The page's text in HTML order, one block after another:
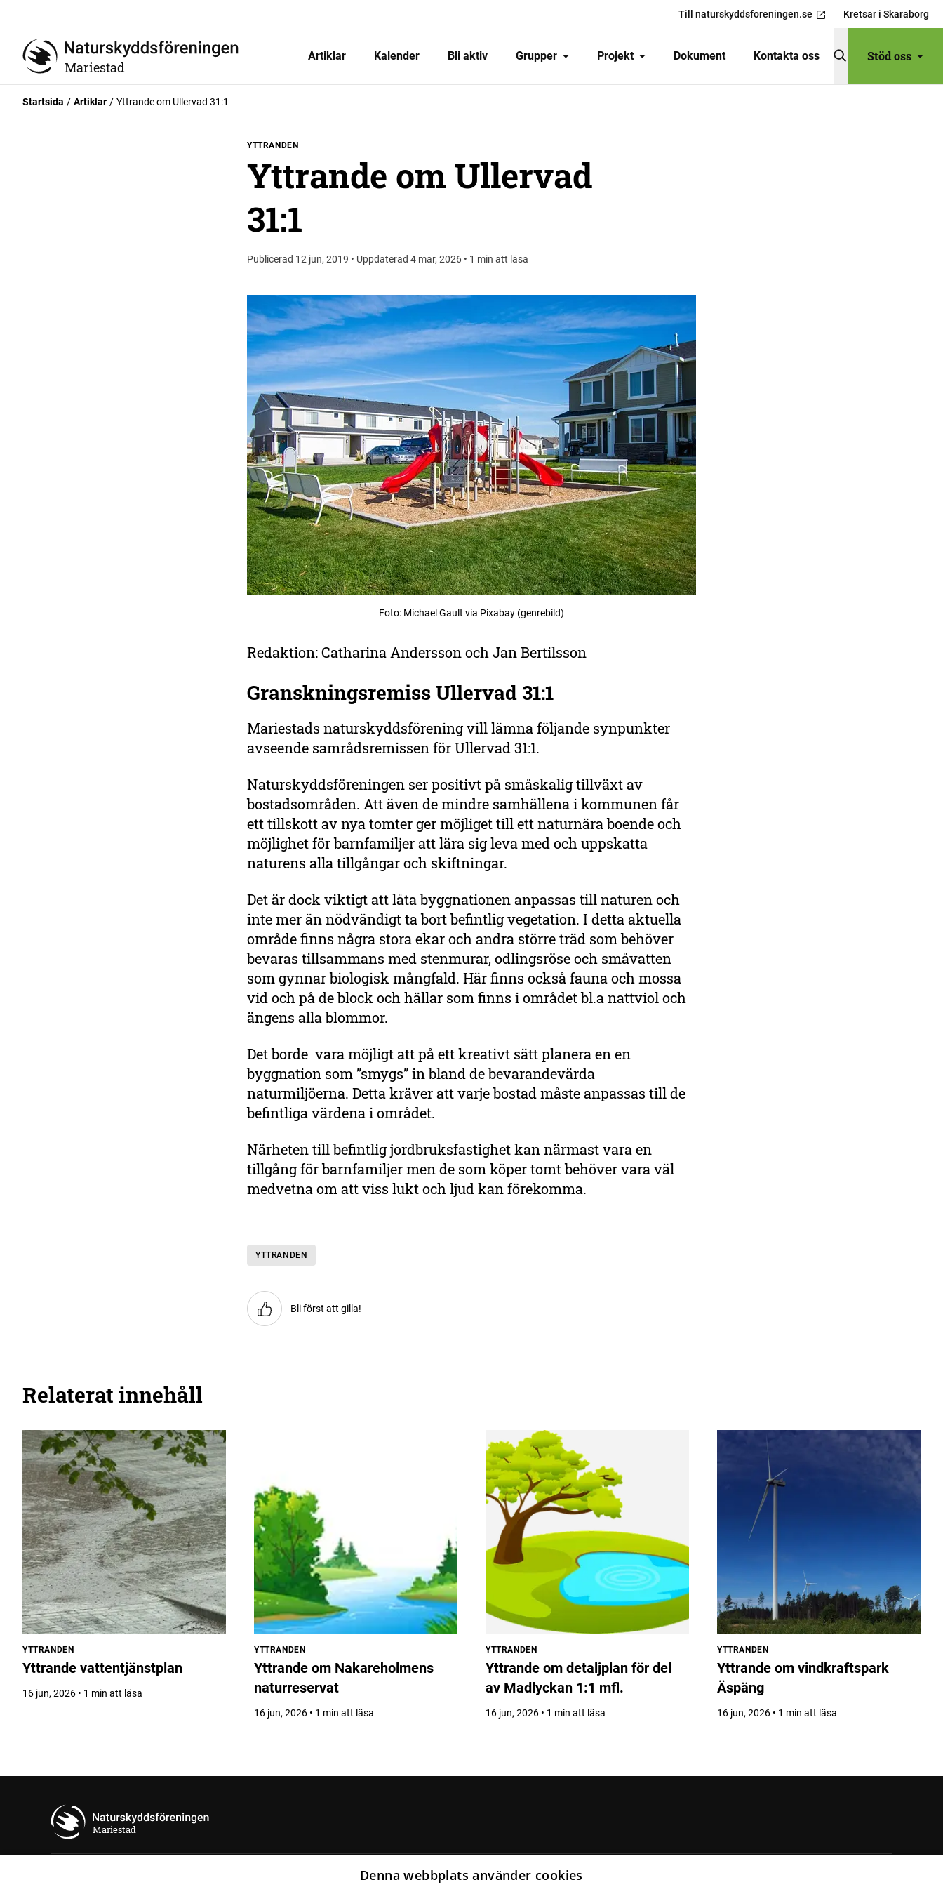
Till naturskyddsforeningen.se Kretsar i Skaraborg
Mariestad
Artiklar Kalender Bli aktiv Grupper Projekt Dokument Kontakta oss Stöd oss
Startsida Artiklar Yttrande om Ullervad 31:1
YTTRANDEN
Yttrande om Ullervad
31:1
Publicerad 12 jun, 2019 • Uppdaterad 4 mar, 2026 • 1 min att läsa
Foto: Michael Gault via Pixabay (genrebild)
Redaktion: Catharina Andersson och Jan Bertilsson
Granskningsremiss Ullervad 31:1
Mariestads naturskyddsförening vill lämna följande synpunkter
avseende samrådsremissen för Ullervad 31:1.
Naturskyddsföreningen ser positivt på småskalig tillväxt av
bostadsområden. Att även de mindre samhällena i kommunen får
ett tillskott av nya tomter ger möjliget till ett naturnära boende och
möjlighet för barnfamiljer att lära sig leva med och uppskatta
naturens alla tillgångar och skiftningar.
Det är dock viktigt att låta byggnationen anpassas till naturen och
inte mer än nödvändigt ta bort befintlig vegetation. I detta aktuella
område finns några stora ekar och andra större träd som behöver
bevaras tillsammans med stenmurar, odlingsröse och småvatten
som gynnar biologisk mångfald. Här finns också fauna och mossa
vid och på de block och hällar som finns i området bl.a nattviol och
ängens alla blommor.
Det borde vara möjligt att på ett kreativt sätt planera en en
byggnation som ”smygs” in bland de bevarandevärda
naturmiljöerna. Detta kräver att varje bostad måste anpassas till de
befintliga värdena i området.
Närheten till befintlig jordbruksfastighet kan närmast vara en
tillgång för barnfamiljer men de som köper tomt behöver vara väl
medvetna om att viss lukt och ljud kan förekomma.
YTTRANDEN
Bli först att gilla!
Relaterat innehåll
YTTRANDEN
Yttrande vattentjänstplan
16 jun, 2026 • 1 min att läsa
YTTRANDEN
Yttrande om Nakareholmens
naturreservat
16 jun, 2026 • 1 min att läsa
YTTRANDEN
Yttrande om detaljplan för del
av Madlyckan 1:1 mfl.
16 jun, 2026 • 1 min att läsa
YTTRANDEN
Yttrande om vindkraftspark
Äspäng
16 jun, 2026 • 1 min att läsa
Mariestad
Denna webbplats använder cookies